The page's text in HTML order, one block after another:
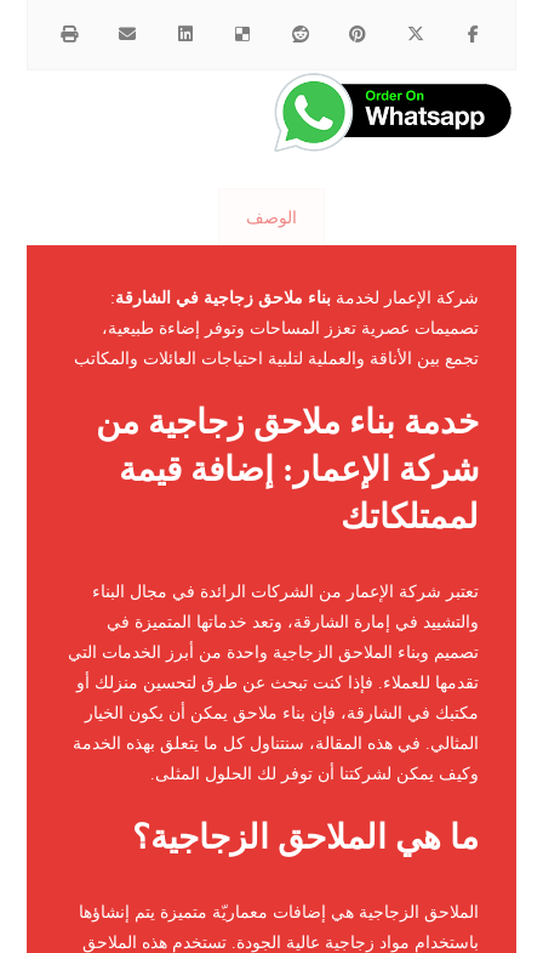
الوصف
شركة الإعمار لخدمةبناء ملاحق زجاجية في الشارقة:
تصميمات عصرية تعزز المساحات وتوفر إضاءة طبيعية،
تجمع بين الأناقة والعملية لتلبية احتياجات العائلات والمكاتب
خدمة بناء ملاحق زجاجية من
شركة الإعمار: إضافة قيمة
لممتلكاتك
تعتبر شركة الإعمار من الشركات الرائدة في مجال البناء
والتشييد في إمارة الشارقة، وتعد خدماتها المتميزة في
تصميم وبناء الملاحق الزجاجية واحدة من أبرز الخدمات التي
تقدمها للعملاء. فإذا كنت تبحث عن طرق لتحسين منزلك أو
مكتبك في الشارقة، فإن بناء ملاحق يمكن أن يكون الخيار
المثالي. في هذه المقالة، سنتناول كل ما يتعلق بهذه الخدمة
وكيف يمكن لشركتنا أن توفر لك الحلول المثلى.
ما هي الملاحق الزجاجية؟
الملاحق الزجاجية هي إضافات معماريّة متميزة يتم إنشاؤها
باستخدام مواد زجاجية عالية الجودة. تستخدم هذه الملاحق